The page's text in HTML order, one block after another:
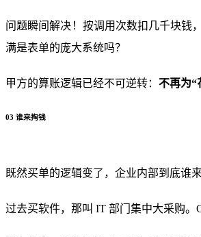
问题瞬间解决！按调用次数扣几千块钱
满是表单的庞大系统吗？
甲方的算账逻辑已经不可逆转： 不再为“
03 谁来掏钱
既然买单的逻辑变了，企业内部到底谁
过去买软件，那叫 IT 部门集中大采购。